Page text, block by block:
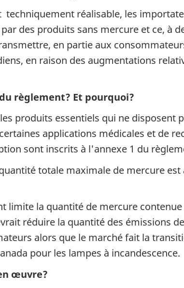
techniquement réalisable, les
des produits sans mercure et ce, à
en partie aux
en raison des augmentations
règlement? Et pourquoi?
produits essentiels qui ne disposent
applications médicales et de
sont inscrits à l'annexe 1 du
totale maximale de mercure
limite la quantité de mercure
réduire la quantité des émissions
alors que le marché fait la
pour les lampes à incandescence.
œuvre?